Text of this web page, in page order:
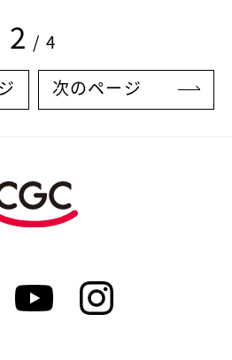
2 / 4
次のページ